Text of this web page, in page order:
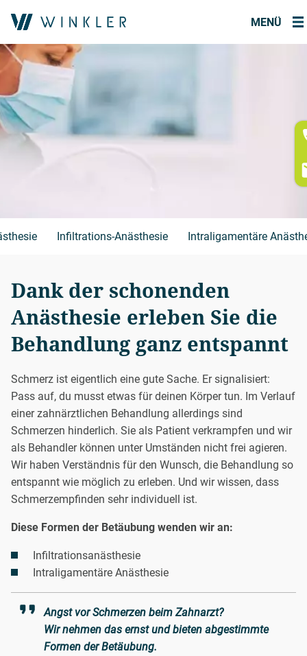
MENÜ
Infiltrations-Anästhesie Intraligamentäre
Dank der schonenden
Anästhesie erleben Sie die
Behandlung ganz entspannt
Schmerz ist eigentlich eine gute Sache. Er signalisiert:
Pass auf, du musst etwas für deinen Körper tun. Im Verlauf
einer zahnärztlichen Behandlung allerdings sind
Schmerzen hinderlich. Sie als Patient verkrampfen und wir
als Behandler können unter Umständen nicht frei agieren.
Wir haben Verständnis für den Wunsch, die Behandlung so
entspannt wie möglich zu erleben. Und wir wissen, dass
Schmerzempfinden sehr individuell ist.
Diese Formen der Betäubung wenden wir an:
Infiltrationsanästhesie
Intraligamentäre Anästhesie
Angst vor Schmerzen beim Zahnarzt?
Wir nehmen das ernst und bieten abgestimmte
Formen der Betäubung.